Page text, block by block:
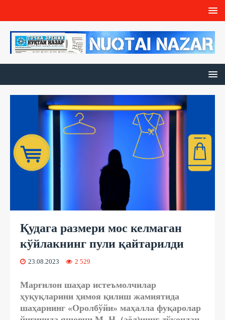
Қудага размери мос келмаган
кўйлакнинг пули қайтарилди
23.08.2023 2 529
Марғилон шаҳар истеъмолчилар
ҳуқуқларини ҳимоя қилиш жамиятида
шаҳарнинг «Оролбўйи» маҳалла фуқаролар